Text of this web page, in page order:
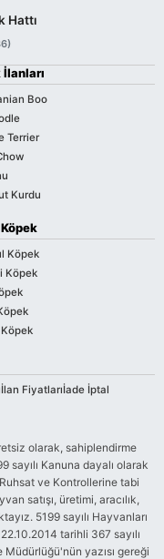
Hattı
İlanları
Boo
Terrier
Kurdu
Köpek
Köpek
İlan Fiyatlarıİade İptal
olarak, sahiplendirme
sayılı Kanuna dayalı olarak
ve Kontrollerine tabi
satışı, üretimi, aracılık,
5199 sayılı Hayvanları
tarihli 367 sayılı
Müdürlüğü'nün yazısı gereği